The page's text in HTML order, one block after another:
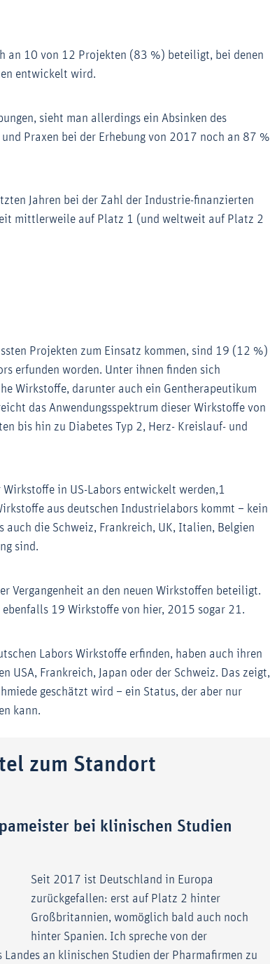
an 10 von 12 Projekten (83 %) beteiligt, bei denen
entwickelt wird.
sieht man allerdings ein Absinken des
Praxen bei der Erhebung von 2017 noch an 87 %
Jahren bei der Zahl der Industrie-finanzierten
mittlerweile auf Platz 1 (und weltweit auf Platz 2
Projekten zum Einsatz kommen, sind 19 (12 %)
erfunden worden. Unter ihnen finden sich
Wirkstoffe, darunter auch ein Gentherapeutikum
das Anwendungsspektrum dieser Wirkstoffe von
bis hin zu Diabetes Typ 2, Herz- Kreislauf- und
in US-Labors entwickelt werden,1
aus deutschen Industrielabors kommt – kein
die Schweiz, Frankreich, UK, Italien, Belgien
sind.
Vergangenheit an den neuen Wirkstoffen beteiligt.
19 Wirkstoffe von hier, 2015 sogar 21.
Labors Wirkstoffe erfinden, haben auch ihren
USA, Frankreich, Japan oder der Schweiz. Das zeigt,
geschätzt wird – ein Status, der aber nur
kann.
zum Standort
bei klinischen Studien
Seit 2017 ist Deutschland in Europa
zurückgefallen: erst auf Platz 2 hinter
Großbritannien, womöglich bald auch noch
hinter Spanien. Ich spreche von der
an klinischen Studien der Pharmafirmen zu